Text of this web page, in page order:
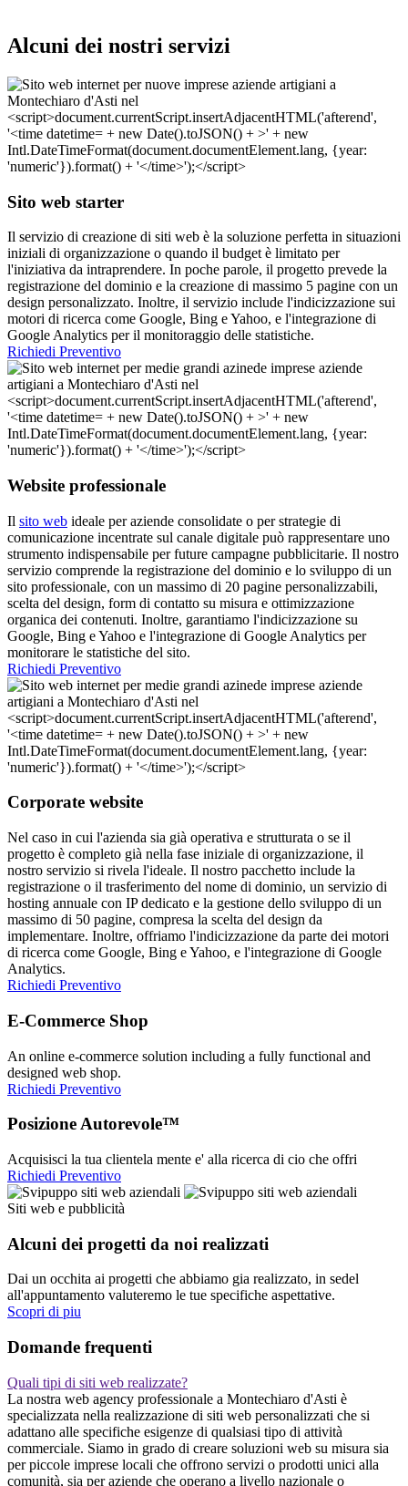
Alcuni dei nostri servizi
Sito web starter
Il servizio di creazione di siti web è la soluzione perfetta in situazioni
iniziali di organizzazione o quando il budget è limitato per
l'iniziativa da intraprendere. In poche parole, il progetto prevede la
registrazione del dominio e la creazione di massimo 5 pagine con un
design personalizzato. Inoltre, il servizio include l'indicizzazione sui
motori di ricerca come Google, Bing e Yahoo, e l'integrazione di
Google Analytics per il monitoraggio delle statistiche.
Richiedi Preventivo
Website professionale
Il sito web ideale per aziende consolidate o per strategie di
comunicazione incentrate sul canale digitale può rappresentare uno
strumento indispensabile per future campagne pubblicitarie. Il nostro
servizio comprende la registrazione del dominio e lo sviluppo di un
sito professionale, con un massimo di 20 pagine personalizzabili,
scelta del design, form di contatto su misura e ottimizzazione
organica dei contenuti. Inoltre, garantiamo l'indicizzazione su
Google, Bing e Yahoo e l'integrazione di Google Analytics per
monitorare le statistiche del sito.
Richiedi Preventivo
Corporate website
Nel caso in cui l'azienda sia già operativa e strutturata o se il
progetto è completo già nella fase iniziale di organizzazione, il
nostro servizio si rivela l'ideale. Il nostro pacchetto include la
registrazione o il trasferimento del nome di dominio, un servizio di
hosting annuale con IP dedicato e la gestione dello sviluppo di un
massimo di 50 pagine, compresa la scelta del design da
implementare. Inoltre, offriamo l'indicizzazione da parte dei motori
di ricerca come Google, Bing e Yahoo, e l'integrazione di Google
Analytics.
Richiedi Preventivo
E-Commerce Shop
An online e-commerce solution including a fully functional and
designed web shop.
Richiedi Preventivo
Posizione Autorevole™
Acquisisci la tua clientela mente e' alla ricerca di cio che offri
Richiedi Preventivo
Siti web e pubblicità
Alcuni dei progetti da noi realizzati
Dai un occhita ai progetti che abbiamo gia realizzato, in sedel
all'appuntamento valuteremo le tue specifiche aspettative.
Scopri di piu
Domande frequenti
Quali tipi di siti web realizzate?
La nostra web agency professionale a Montechiaro d'Asti è
specializzata nella realizzazione di siti web personalizzati che si
adattano alle specifiche esigenze di qualsiasi tipo di attività
commerciale. Siamo in grado di creare soluzioni web su misura sia
per piccole imprese locali che offrono servizi o prodotti unici alla
comunità, sia per aziende che operano a livello nazionale o